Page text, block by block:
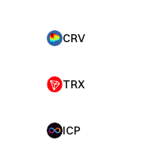
CRV
TRX
ICP